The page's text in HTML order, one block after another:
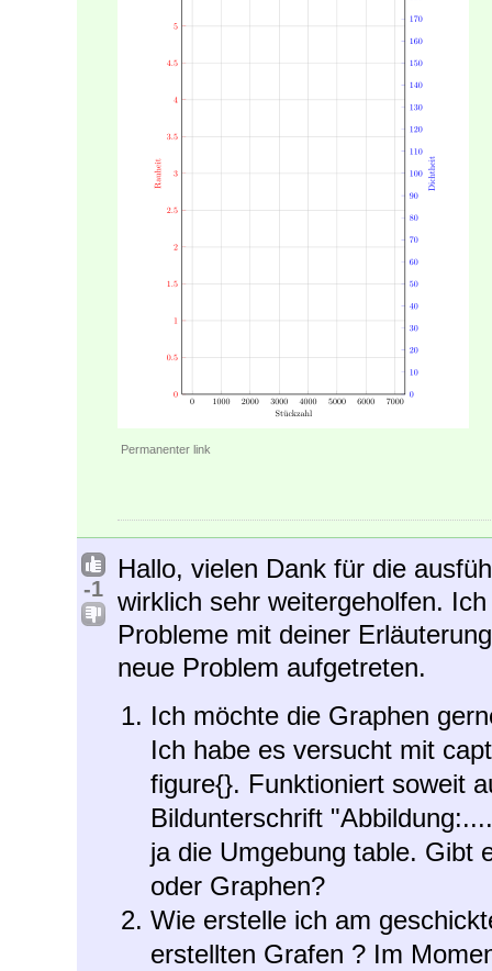
Permanenter link
-1
Hallo, vielen Dank für die
wirklich sehr weitergeholfen.
Probleme mit deiner
neue Problem aufgetreten.
Ich möchte die Graphen
Ich habe es versucht mit
figure{}. Funktioniert soweit
Bildunterschrift
ja die Umgebung table. Gibt
oder Graphen?
Wie erstelle ich am
erstellten Grafen ? Im